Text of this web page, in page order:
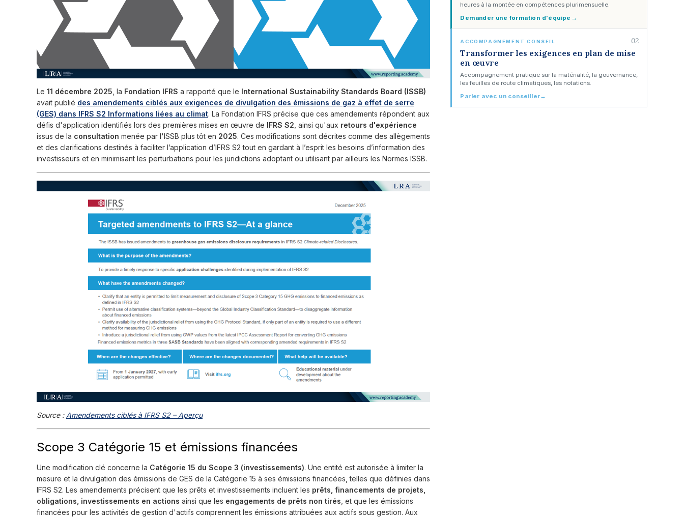
Le 11 décembre 2025 , la Fondation IFRS a rapporté que le International Sustainability Standards Board (ISSB)
avait publié des amendements ciblés aux exigences de divulgation des émissions de gaz à effet de serre
(GES) dans IFRS S2 Informations liées au climat. La Fondation IFRS précise que ces amendements répondent aux
défis d'application identifiés lors des premières mises en œuvre de IFRS S2 , ainsi qu'aux retours d'expérience
issus de la consultation menée par l'ISSB plus tôt en 2025. Ces modifications sont décrites comme des allègements
et des clarifications destinés à faciliter l’application d’IFRS S2 tout en gardant à l’esprit les besoins d’information des
investisseurs et en minimisant les perturbations pour les juridictions adoptant ou utilisant par ailleurs les Normes ISSB.
Source : Amendements ciblés à IFRS S2 – Aperçu
Scope 3 Catégorie 15 et émissions financées
Une modification clé concerne la Catégorie 15 du Scope 3 (investissements). Une entité est autorisée à limiter la
mesure et la divulgation des émissions de GES de la Catégorie 15 à ses émissions financées, telles que définies dans
IFRS S2. Les amendements précisent que les prêts et investissements incluent les prêts, financements de projets,
obligations, investissements en actions ainsi que les engagements de prêts non tirés , et que les émissions
financées pour les activités de gestion d'actifs comprennent les émissions attribuées aux actifs sous gestion. Aux
heures à la montée en compétences plurimensuelle.
Demander une formation d'équipe →
ACCOMPAGNEMENT CONSEIL 02
Transformer les exigences en plan de mise
en œuvre
Accompagnement pratique sur la matérialité, la gouvernance,
les feuilles de route climatiques, les notations.
Parler avec un conseiller→